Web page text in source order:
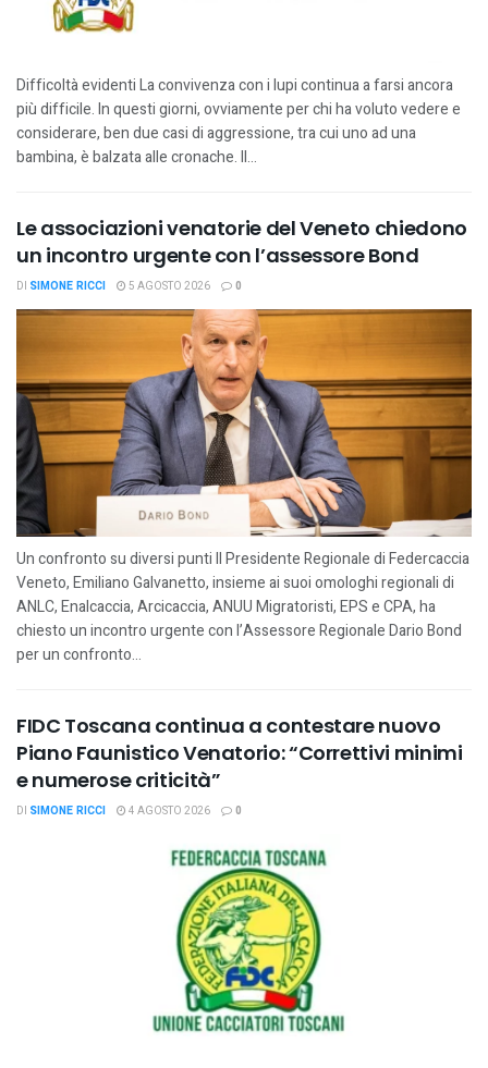
Difficoltà evidenti La convivenza con i lupi continua a farsi ancora
più difficile. In questi giorni, ovviamente per chi ha voluto vedere e
considerare, ben due casi di aggressione, tra cui uno ad una
bambina, è balzata alle cronache. Il...
Le associazioni venatorie del Veneto chiedono
un incontro urgente con l’assessore Bond
DI SIMONE RICCI 5 AGOSTO 2026 0
Un confronto su diversi punti Il Presidente Regionale di Federcaccia
Veneto, Emiliano Galvanetto, insieme ai suoi omologhi regionali di
ANLC, Enalcaccia, Arcicaccia, ANUU Migratoristi, EPS e CPA, ha
chiesto un incontro urgente con l’Assessore Regionale Dario Bond
per un confronto...
FIDC Toscana continua a contestare nuovo
Piano Faunistico Venatorio: “Correttivi minimi
e numerose criticità”
DI SIMONE RICCI 4 AGOSTO 2026 0